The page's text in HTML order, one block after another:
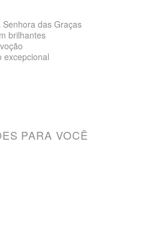
das Graças
brilhantes
excepcional
PARA VOCÊ